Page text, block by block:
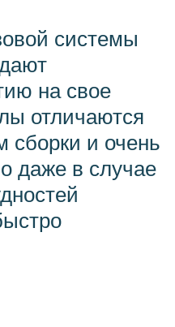
системы
на свое
отличаются
сборки и очень
даже в случае